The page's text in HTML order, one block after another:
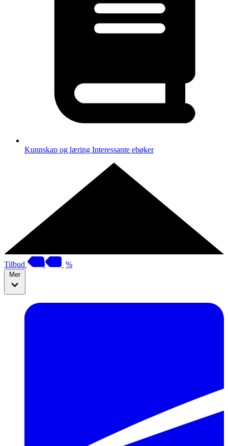
Kunnskap og læring Interessante ebøker
Tilbud %
Mer